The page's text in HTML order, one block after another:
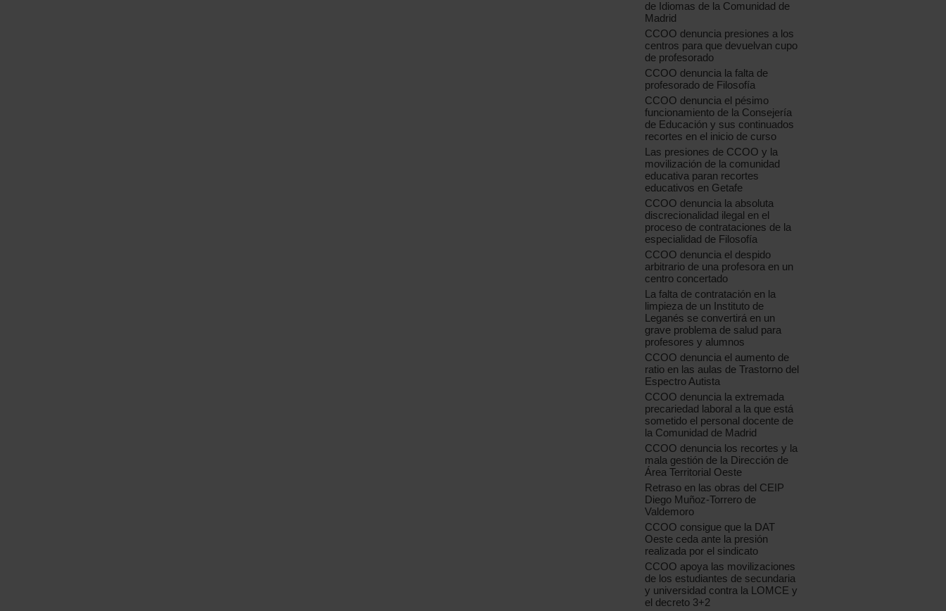
de Idiomas de la Comunidad de
Madrid
CCOO denuncia presiones a los
centros para que devuelvan cupo
de profesorado
CCOO denuncia la falta de
profesorado de Filosofía
CCOO denuncia el pésimo
funcionamiento de la Consejería
de Educación y sus continuados
recortes en el inicio de curso
Las presiones de CCOO y la
movilización de la comunidad
educativa paran recortes
educativos en Getafe
CCOO denuncia la absoluta
discrecionalidad ilegal en el
proceso de contrataciones de la
especialidad de Filosofía
CCOO denuncia el despido
arbitrario de una profesora en un
centro concertado
La falta de contratación en la
limpieza de un Instituto de
Leganés se convertirá en un
grave problema de salud para
profesores y alumnos
CCOO denuncia el aumento de
ratio en las aulas de Trastorno del
Espectro Autista
CCOO denuncia la extremada
precariedad laboral a la que está
sometido el personal docente de
la Comunidad de Madrid
CCOO denuncia los recortes y la
mala gestión de la Dirección de
Área Territorial Oeste
Retraso en las obras del CEIP
Diego Muñoz-Torrero de
Valdemoro
CCOO consigue que la DAT
Oeste ceda ante la presión
realizada por el sindicato
CCOO apoya las movilizaciones
de los estudiantes de secundaria
y universidad contra la LOMCE y
el decreto 3+2